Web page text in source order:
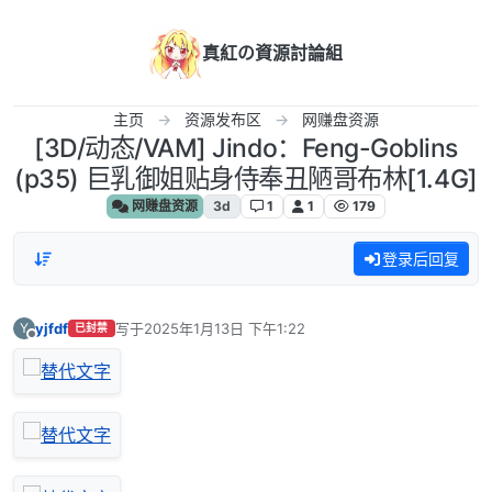
真紅の資源討論組
主页 资源发布区 网赚盘资源
[3D/动态/VAM] Jindo：Feng-Goblins
(p35) 巨乳御姐贴身侍奉丑陋哥布林[1.4G]
网赚盘资源 3d 1 1 179
登录后回复
Y yjfdf 已封禁 写于2025年1月13日 下午1:22
最后由 编辑